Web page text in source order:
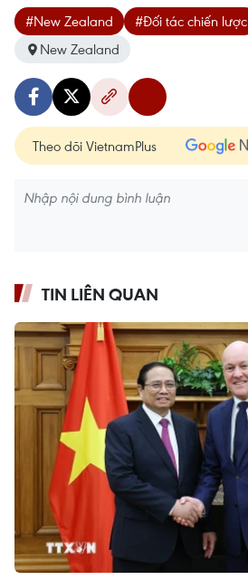
#New Zealand #Đối tác chiến lược
New Zealand
Theo dõi VietnamPlus
TIN LIÊN QUAN